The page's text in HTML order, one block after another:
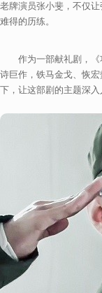
老牌演员张小斐，不仅
难得的历练。
作为一部献礼剧，《
诗巨作，铁马金戈、恢
下，让这部剧的主题深